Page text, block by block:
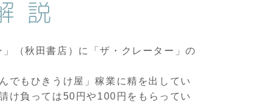
説
（秋田書店）に「ザ・クレーター」の
でもひきうけ屋」稼業に精を出してい
け負っては50円や100円をもらってい